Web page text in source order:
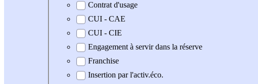
Contrat d'usage
CUI - CAE
CUI - CIE
Engagement à servir dans la réserve
Franchise
Insertion par l'activ.éco.